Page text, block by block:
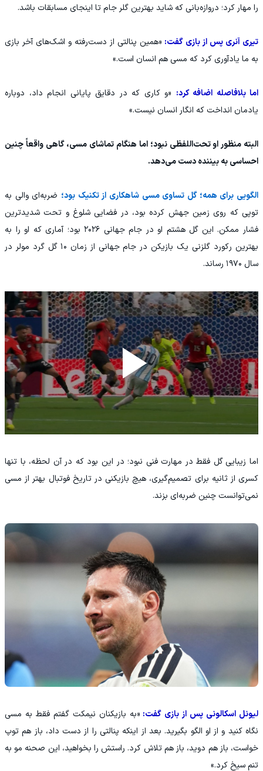
را مهار کرد؛ دروازه‌بانی که شاید بهترین گلر جام تا اینجای مسابقات باشد.
تیری آنری پس از بازی گفت: «همین پنالتی از دست‌رفته و اشک‌های آخر بازی
به ما یادآوری کرد که مسی هم انسان است.»
اما بلافاصله اضافه کرد: «و کاری که در دقایق پایانی انجام داد، دوباره
یادمان انداخت که انگار انسان نیست.»
البته منظور او تحت‌اللفظی نبود؛ اما هنگام تماشای مسی، گاهی واقعاً چنین
احساسی به بیننده دست می‌دهد.
الگویی برای همه؛ گل تساوی مسی شاهکاری از تکنیک بود؛ ضربه‌ای والی به
توپی که روی زمین جهش کرده بود، در فضایی شلوغ و تحت شدیدترین
فشار ممکن. این گل هشتم او در جام جهانی ۲۰۲۶ بود؛ آماری که او را به
بهترین رکورد گلزنی یک بازیکن در جام جهانی از زمان ۱۰ گل گرد مولر در
سال ۱۹۷۰ رساند.
اما زیبایی گل فقط در مهارت فنی نبود؛ در این بود که در آن لحظه، با تنها
کسری از ثانیه برای تصمیم‌گیری، هیچ بازیکنی در تاریخ فوتبال بهتر از مسی
نمی‌توانست چنین ضربه‌ای بزند.
لیونل اسکالونی پس از بازی گفت: «به بازیکنان نیمکت گفتم فقط به مسی
نگاه کنید و از او الگو بگیرید. بعد از اینکه پنالتی را از دست داد، باز هم توپ
خواست، باز هم دوید، باز هم تلاش کرد. راستش را بخواهید، این صحنه مو به
تنم سیخ کرد.»